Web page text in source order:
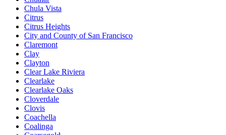
Chula Vista
Citrus
Citrus Heights
City and County of San Francisco
Claremont
Clay
Clayton
Clear Lake Riviera
Clearlake
Clearlake Oaks
Cloverdale
Clovis
Coachella
Coalinga